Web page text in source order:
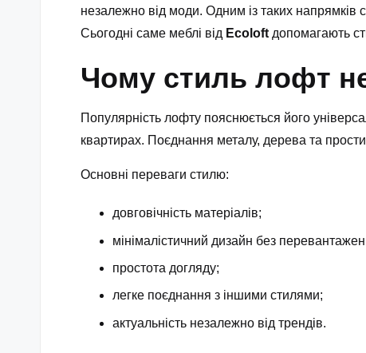
незалежно від моди. Одним із таких
Сьогодні саме меблі від Ecoloft допомагають
Чому стиль лофт
Популярність лофту пояснюється його
квартирах. Поєднання металу, дерева та
Основні переваги стилю:
довговічність матеріалів;
мінімалістичний дизайн без
простота догляду;
легке поєднання з іншими стилями;
актуальність незалежно від трендів.